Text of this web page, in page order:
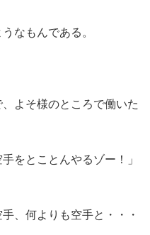
なもんである。
よそ様のところで働いた
をとことんやるゾー！」
、何よりも空手と・・・